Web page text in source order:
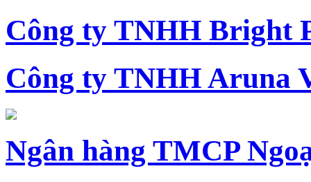
Công ty TNHH Bright
Công ty TNHH Aruna
Ngân hàng TMCP